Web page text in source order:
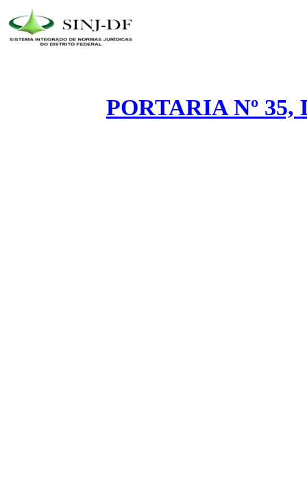
PORTARIA Nº 35,